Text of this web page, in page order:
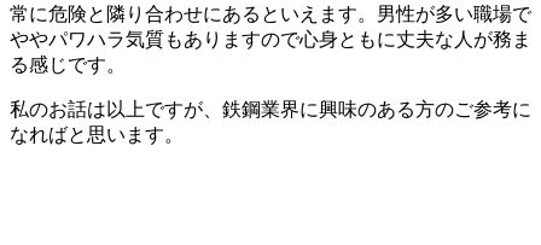
常に危険と隣り合わせにあるといえます。男性が多い職場で
ややパワハラ気質もありますので心身ともに丈夫な人が務ま
る感じです。
私のお話は以上ですが、鉄鋼業界に興味のある方のご参考に
なればと思います。